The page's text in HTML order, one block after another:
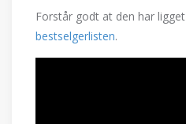
Forstår godt at den har ligget
bestselgerlisten.